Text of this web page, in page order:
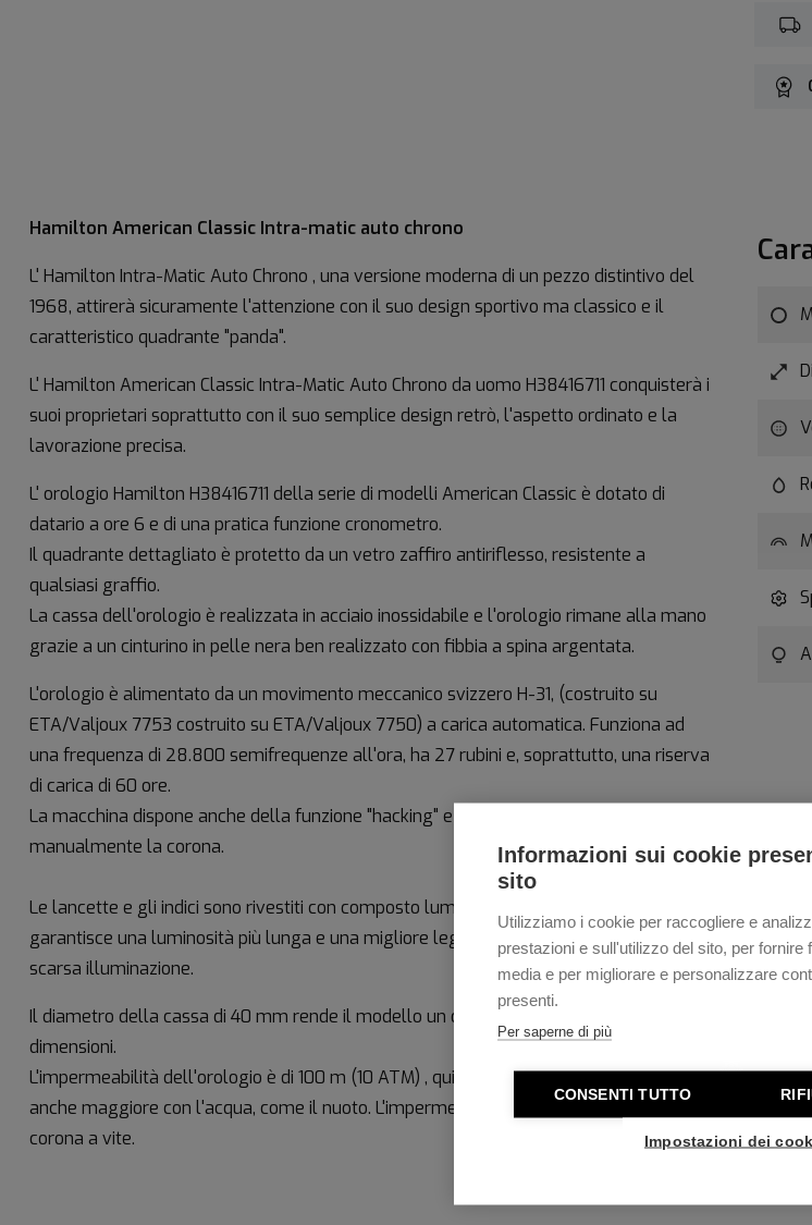
Informazioni sui cookie
sito
Utilizziamo i cookie per raccogliere e
prestazioni e sull'utilizzo del sito, per fornire
media e per migliorare e personalizzare
presenti.
Per saperne di più
CONSENTI TUTTO
Impostazioni dei
Hamilton American Classic Intra-matic auto chrono
L' Hamilton Intra-Matic Auto Chrono , una versione moderna di un pezzo distintivo del
1968, attirerà sicuramente l'attenzione con il suo design sportivo ma classico e il
caratteristico quadrante "panda".
L' Hamilton American Classic Intra-Matic Auto Chrono da uomo H38416711 conquisterà i
suoi proprietari soprattutto con il suo semplice design retrò, l'aspetto ordinato e la
lavorazione precisa.
L' orologio Hamilton H38416711 della serie di modelli American Classic è dotato di
datario a ore 6 e di una pratica funzione cronometro.
Il quadrante dettagliato è protetto da un vetro zaffiro antiriflesso, resistente a
qualsiasi graffio.
La cassa dell'orologio è realizzata in acciaio inossidabile e l'orologio rimane alla mano
grazie a un cinturino in pelle nera ben realizzato con fibbia a spina argentata.
L'orologio è alimentato da un movimento meccanico svizzero H-31, (costruito su
ETA/Valjoux 7753 costruito su ETA/Valjoux 7750) a carica automatica. Funziona ad
una frequenza di 28.800 semifrequenze all'ora, ha 27 rubini e, soprattutto, una riserva
di carica di 60 ore.
La macchina dispone anche della funzione "hacking" e della possibilità di caricare
manualmente la corona.
Le lancette e gli indici sono rivestiti con composto luminescente Superluminova , che
garantisce una luminosità più lunga e una migliore leggibilità anche in condizioni di
scarsa illuminazione.
Il diametro della cassa di 40 mm rende il modello un orologio da uomo di medie
dimensioni.
L'impermeabilità dell'orologio è di 100 m (10 ATM) , quindi può sopportare un contatto
anche maggiore con l'acqua, come il nuoto. L'impermeabilità è supportata da una
corona a vite.